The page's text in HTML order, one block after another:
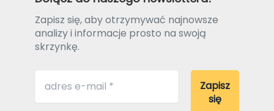
Zapisz się, aby otrzymywać najnowsze
analizy i informacje prosto na swoją
skrzynkę.